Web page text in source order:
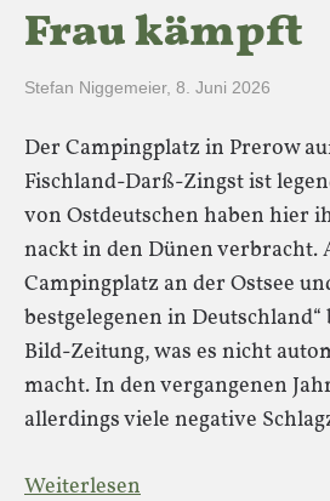
Frau kämpft
Stefan Niggemeier, 8. Juni 2026
Der Campingplatz in Prerow
Fischland-Darß-Zingst ist
von Ostdeutschen haben hier
nackt in den Dünen verbracht.
Campingplatz an der Ostsee
bestgelegenen in
Bild-Zeitung, was es nicht
macht. In den vergangenen
allerdings viele negative
Weiterlesen